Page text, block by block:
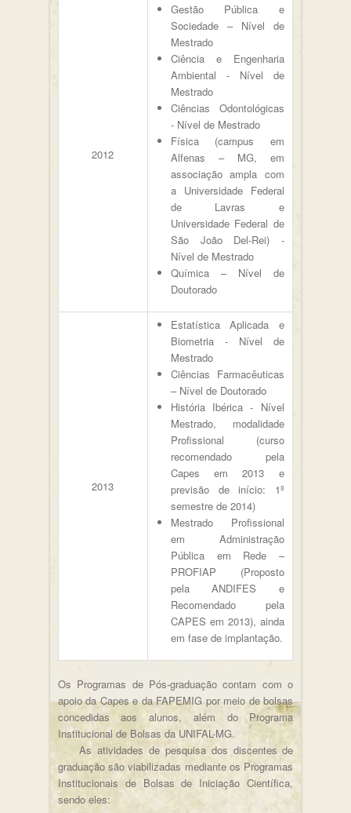
2012
Gestão Pública e
Sociedade – Nível de
Mestrado
Ciência e Engenharia
Ambiental - Nível de
Mestrado
Ciências Odontológicas
- Nível de Mestrado
Física (campus em
Alfenas – MG, em
associação ampla com
a Universidade Federal
de Lavras e
Universidade Federal de
São João Del-Rei) -
Nível de Mestrado
Química – Nível de
Doutorado
2013
Estatística Aplicada e
Biometria - Nível de
Mestrado
Ciências Farmacêuticas
– Nível de Doutorado
História Ibérica - Nível
Mestrado, modalidade
Profissional (curso
recomendado pela
Capes em 2013 e
previsão de início: 1º
semestre de 2014)
Mestrado Profissional
em Administração
Pública em Rede –
PROFIAP (Proposto
pela ANDIFES e
Recomendado pela
CAPES em 2013), ainda
em fase de implantação.
Os Programas de Pós-graduação contam com o
apoio da Capes e da FAPEMIG por meio de bolsas
concedidas aos alunos, além do Programa
Institucional de Bolsas da UNIFAL-MG.
As atividades de pesquisa dos discentes de
graduação são viabilizadas mediante os Programas
Institucionais de Bolsas de Iniciação Científica,
sendo eles: